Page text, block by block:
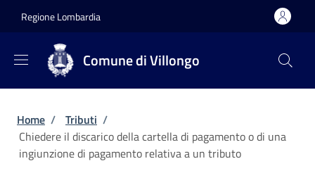
Regione Lombardia
Comune di Villongo
Briciole di pane
Home / Tributi /
Chiedere il discarico della cartella di pagamento o di una
ingiunzione di pagamento relativa a un tributo